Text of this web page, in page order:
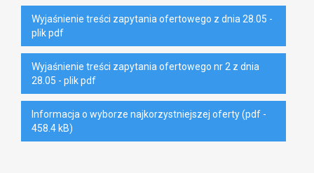
Wyjaśnienie treści zapytania ofertowego z dnia 28.05 -
plik pdf
Wyjaśnienie treści zapytania ofertowego nr 2 z dnia
28.05 - plik pdf
Informacja o wyborze najkorzystniejszej oferty (pdf -
458.4 kB)